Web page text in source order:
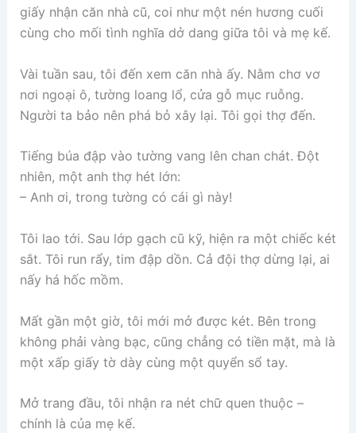
giấy nhận căn nhà cũ, coi như một nén hương cuối
cùng cho mối tình nghĩa dở dang giữa tôi và mẹ kế.
Vài tuần sau, tôi đến xem căn nhà ấy. Nằm chơ vơ
nơi ngoại ô, tường loang lổ, cửa gỗ mục ruỗng.
Người ta bảo nên phá bỏ xây lại. Tôi gọi thợ đến.
Tiếng búa đập vào tường vang lên chan chát. Đột
nhiên, một anh thợ hét lớn:
– Anh ơi, trong tường có cái gì này!
Tôi lao tới. Sau lớp gạch cũ kỹ, hiện ra một chiếc két
sắt. Tôi run rẩy, tim đập dồn. Cả đội thợ dừng lại, ai
nấy há hốc mồm.
Mất gần một giờ, tôi mới mở được két. Bên trong
không phải vàng bạc, cũng chẳng có tiền mặt, mà là
một xấp giấy tờ dày cùng một quyển sổ tay.
Mở trang đầu, tôi nhận ra nét chữ quen thuộc –
chính là của mẹ kế.